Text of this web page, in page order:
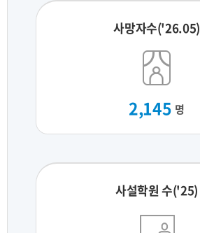
사망자수('26.05)
2,145 명
사설학원 수('25)